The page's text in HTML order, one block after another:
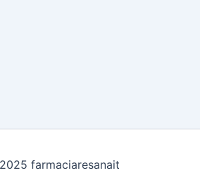
farmaciaresanait